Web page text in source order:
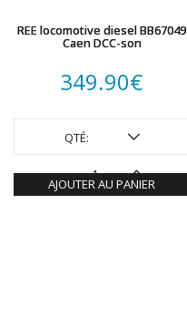
TAMIYA
TORTOISE
TRAINS OUEST
Trains-O-Matic
TRIX
VIESSMANN
WOODLAND SCENICS
REE locomotive diesel BB67049
Caen DCC-son
349.90€
QTÉ:
AJOUTER AU PANIER